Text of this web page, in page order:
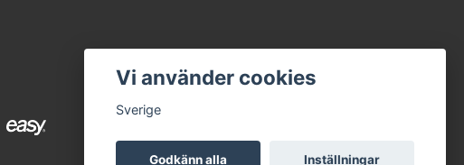
Vi använder cookies
Sverige
Godkänn alla Inställningar